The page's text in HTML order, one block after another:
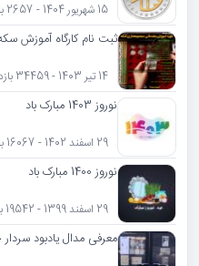
15 شهریور 1404 - 2657 بازدید - 6 نظر
ثبت نام کارگاه آموزش
14 تیر 1403 - 34459 بازدید - 23 نظر
نوروز 1403 مبارک باد
29 اسفند 1402 - 16067 بازدید
نوروز 1400 مبارک باد
29 اسفند 1399 - 19542 بازدید - 2 نظر
معرفی مدال یادبود